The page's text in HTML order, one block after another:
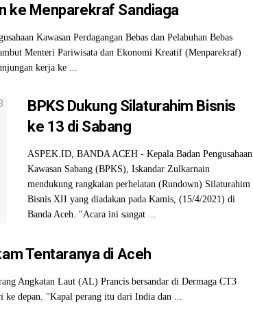
ke Menparekraf Sandiaga
Kawasan Perdagangan Bebas dan Pelabuhan Bebas
Menteri Pariwisata dan Ekonomi Kreatif (Menparekraf)
kerja ke ...
BPKS Dukung Silaturahim Bisnis
ke 13 di Sabang
ASPEK.ID, BANDA ACEH - Kepala Badan Pengusahaan
Kawasan Sabang (BPKS), Iskandar Zulkarnain
mendukung rangkaian perhelatan (Rundown) Silaturahim
Bisnis XII yang diadakan pada Kamis, (15/4/2021) di
Banda Aceh. "Acara ini sangat ...
Tentaranya di Aceh
Angkatan Laut (AL) Prancis bersandar di Dermaga CT3
ke depan. "Kapal perang itu dari India dan ...